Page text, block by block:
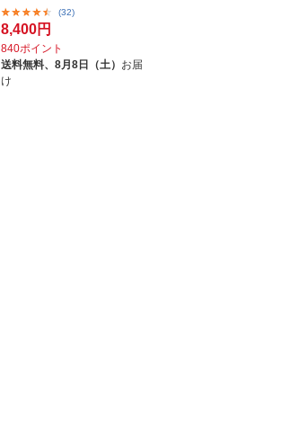
(32)
8,400円
840ポイント
送料無料、 8月8日（土） お届
け